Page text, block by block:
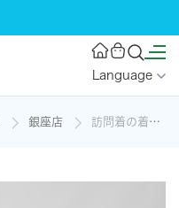
Language
銀座店 訪問着の着物レンタル